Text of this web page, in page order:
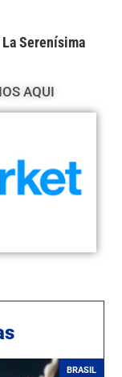
Serenísima
AQUI
BRASIL